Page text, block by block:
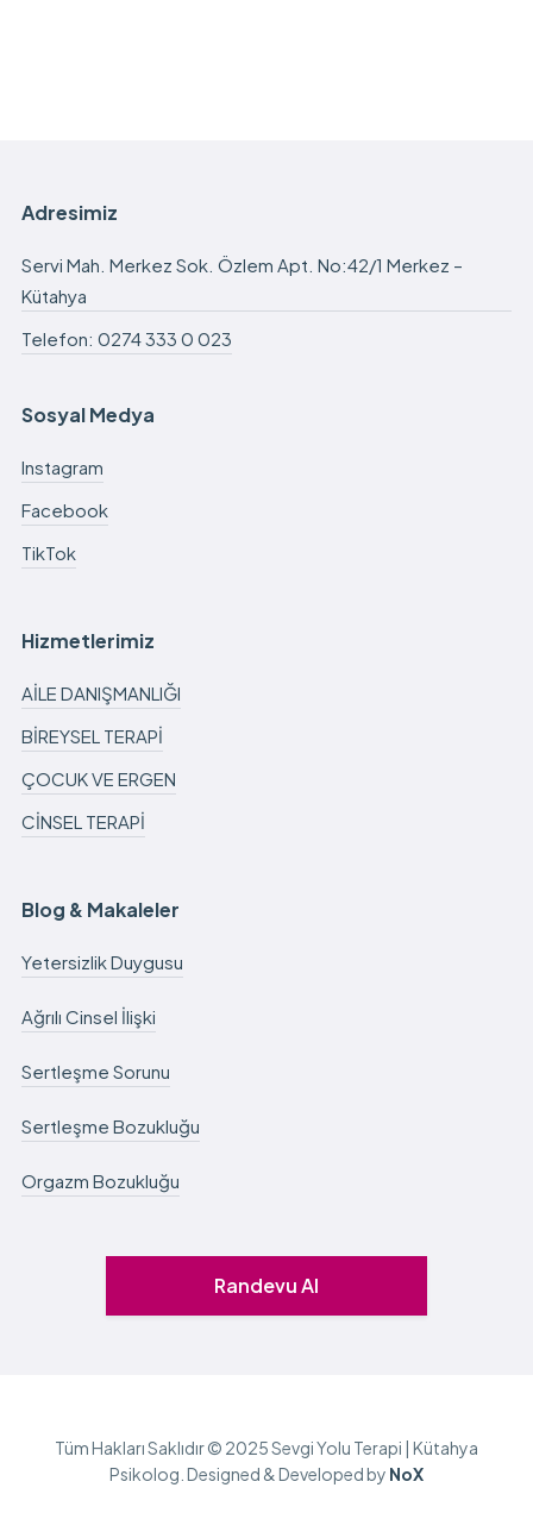
Adresimiz
Servi Mah. Merkez Sok. Özlem Apt. No:42/1 Merkez –
Kütahya
Telefon: 0274 333 0 023
Sosyal Medya
Instagram
Facebook
TikTok
Hizmetlerimiz
AİLE DANIŞMANLIĞI
BİREYSEL TERAPİ
ÇOCUK VE ERGEN
CİNSEL TERAPİ
Blog & Makaleler
Yetersizlik Duygusu
Ağrılı Cinsel İlişki
Sertleşme Sorunu
Sertleşme Bozukluğu
Orgazm Bozukluğu
Randevu Al
Tüm Hakları Saklıdır © 2025 Sevgi Yolu Terapi | Kütahya
Psikolog. Designed & Developed by NoX